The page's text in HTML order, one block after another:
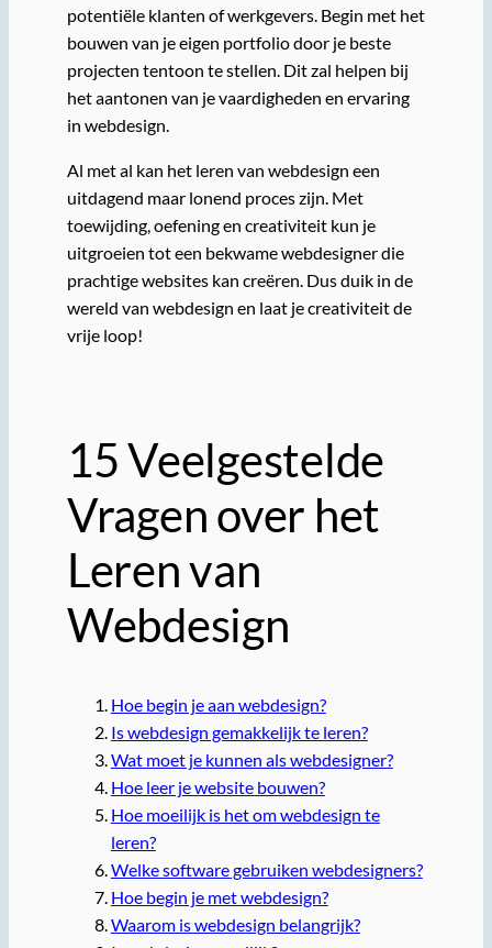
potentiële klanten of werkgevers. Begin met het
bouwen van je eigen portfolio door je beste
projecten tentoon te stellen. Dit zal helpen bij
het aantonen van je vaardigheden en ervaring
in webdesign.
Al met al kan het leren van webdesign een
uitdagend maar lonend proces zijn. Met
toewijding, oefening en creativiteit kun je
uitgroeien tot een bekwame webdesigner die
prachtige websites kan creëren. Dus duik in de
wereld van webdesign en laat je creativiteit de
vrije loop!
15 Veelgestelde
Vragen over het
Leren van
Webdesign
Hoe begin je aan webdesign?
Is webdesign gemakkelijk te leren?
Wat moet je kunnen als webdesigner?
Hoe leer je website bouwen?
Hoe moeilijk is het om webdesign te
leren?
Welke software gebruiken webdesigners?
Hoe begin je met webdesign?
Waarom is webdesign belangrijk?